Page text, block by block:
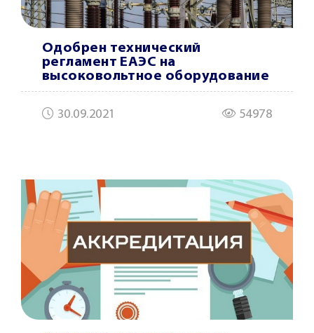
Одобрен технический
регламент ЕАЭС на
высоковольтное оборудование
30.09.2021 54978